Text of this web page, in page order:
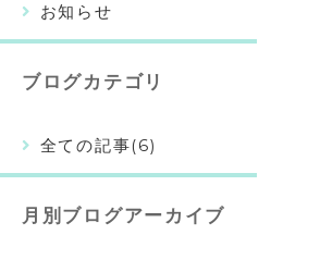
お知らせ
ブログカテゴリ
全ての記事(6)
月別ブログアーカイブ